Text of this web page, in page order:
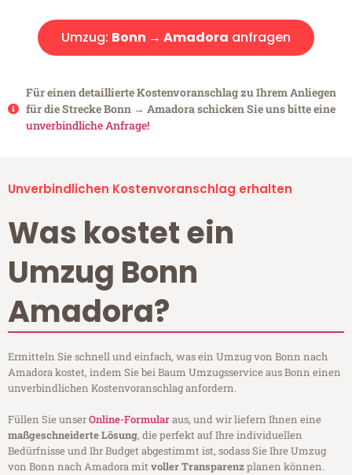
Umzug: Bonn → Amadora anfragen
Für einen detaillierte Kostenvoranschlag zu Ihrem Anliegen
für die Strecke Bonn → Amadora schicken Sie uns bitte eine
unverbindliche Anfrage!
Unverbindlichen Kostenvoranschlag erhalten
Was kostet ein
Umzug Bonn
Amadora?
Ermitteln Sie schnell und einfach, was ein Umzug von Bonn nach
Amadora kostet, indem Sie bei Baum Umzugsservice aus Bonn einen
unverbindlichen Kostenvoranschlag anfordern.
Füllen Sie unserOnline-Formularaus, und wir liefern Ihnen eine
maßgeschneiderte Lösung, die perfekt auf Ihre individuellen
Bedürfnisse und Ihr Budget abgestimmt ist, sodass Sie Ihre Umzug
von Bonn nach Amadora mitvoller Transparenzplanen können.